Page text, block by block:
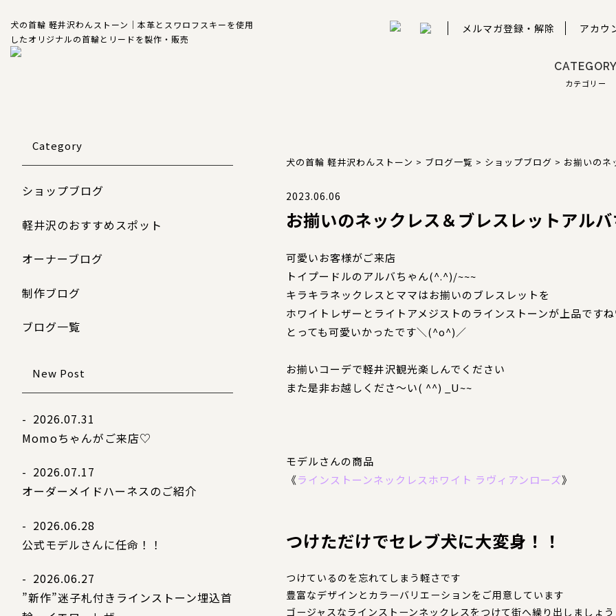
犬の首輪 軽井沢わんストーン｜本革とスワロフスキーを使用
したオリジナルの首輪とリードを製作・販売
メルマガ登録・解除 アカウ
カテゴリー
犬の首輪 軽井沢わんストーン > ブログ一覧 > ショップブログ > お揃いのネ
2023.06.06
お揃いのネックレス＆ブレスレットアル
可愛いお客様がご来店
トイプードルのアルバちゃん(^.^)/~~~
キラキラネックレスとママはお揃いのブレスレットを
ホワイトレザーとライトアメジストのラインストーンが上品です
とっても可愛いかったです＼(^o^)／
お揃いコーデで軽井沢観光楽しんでください
また是非お越しくださ～い( ^^) _U~~
モデルさんの商品
《ラインストーンネックレスホワイト ラヴィアンローズ》
つけただけでセレブ犬に大変身！！
つけているのを忘れてしまう軽さです
豊富なデザインとカラーバリエーションをご用意しています
ゴージャスなラインストーンネックレスをつけて街へ繰り出しましょ
Category
ショップブログ
軽井沢のおすすめスポット
オーナーブログ
制作ブログ
ブログ一覧
New Post
- 2026.07.31
Momoちゃんがご来店♡
- 2026.07.17
オーダーメイドハーネスのご紹介
- 2026.06.28
公式モデルさんに任命！！
- 2026.06.27
”新作”迷子札付きラインストーン埋込首